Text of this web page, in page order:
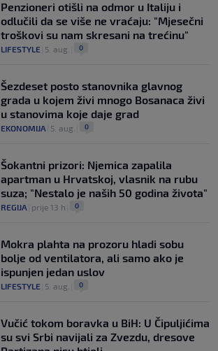
Penzioneri otišli na odmor u Italiju i
odlučili da se više ne vraćaju: "Mjesečni
troškovi su nam skresani na trećinu"
LIFESTYLE 5. aug. 0
Šezdeset posto stanovnika glavnog
grada u kojem živi mnogo Bosanaca živi
u stanovima koje daje grad
EKONOMIJA 5. aug. 0
Šokantni prizori: Njemica zapalila
apartman u Hrvatskoj, vlasnik na rubu
suza; "Nestalo je naših 50 godina života"
REGIJA prije 13 h 0
Mokra plahta na prozoru hladi sobu
bolje od ventilatora, ali samo ako je
ispunjen jedan uslov
LIFESTYLE 5. aug. 0
Vučić tokom boravka u BiH: U Čipuljićima
su svi Srbi navijali za Zvezdu, dresove